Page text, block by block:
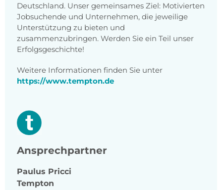
Deutschland. Unser gemeinsames Ziel: Motivierten
Jobsuchende und Unternehmen, die jeweilige
Unterstützung zu bieten und
zusammenzubringen. Werden Sie ein Teil unser
Erfolgsgeschichte!
Weitere Informationen finden Sie unter
https://www.tempton.de
Ansprechpartner
Paulus Pricci
Tempton